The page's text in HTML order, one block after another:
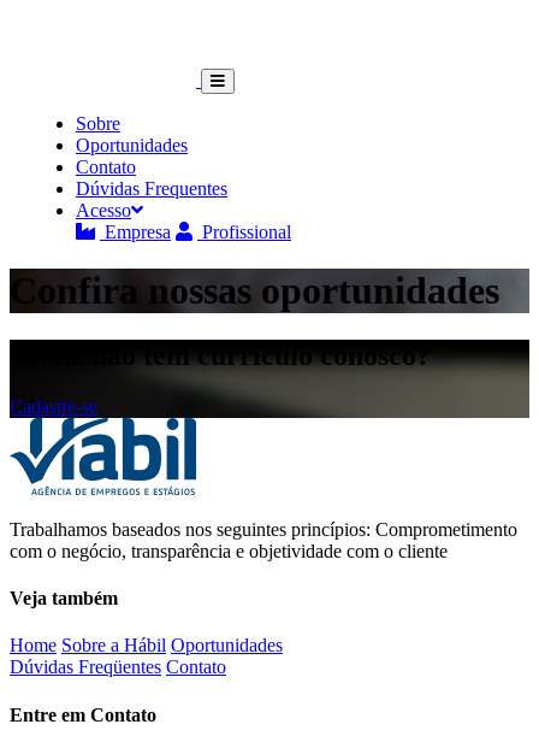
Sobre
Oportunidades
Contato
Dúvidas Frequentes
Acesso
Empresa
Profissional
Confira nossas oportunidades
Ainda não tem currículo conosco?
Cadastre-se
Trabalhamos baseados nos seguintes princípios: Comprometimento
com o negócio, transparência e objetividade com o cliente
Veja também
Home Sobre a Hábil Oportunidades
Dúvidas Freqüentes Contato
Entre em Contato